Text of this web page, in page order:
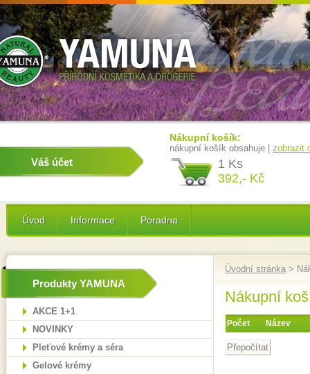
Váš účet
Nákupní košík:
nákupní košík obsahuje | zobrazit
1 Ks
392,- Kč
Úvod Informace Poradna
Produkty YAMUNA
AKCE 1+1
NOVINKY
Pleťové krémy a séra
Gelové krémy
Úvodní stránka >
Nákupní
Počet Název